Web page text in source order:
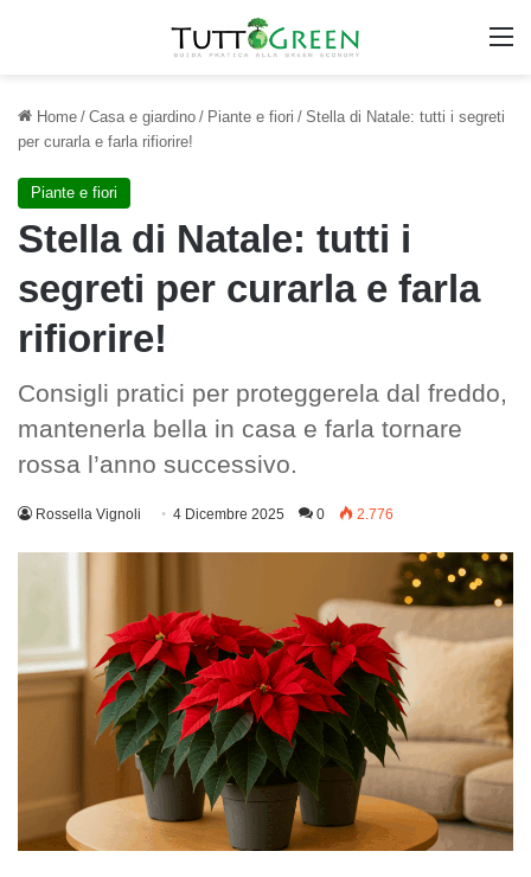
Home / Casa e giardino / Piante e fiori / Stella di Natale: tutti i segreti
per curarla e farla rifiorire!
Piante e fiori
Stella di Natale: tutti i
segreti per curarla e farla
rifiorire!
Consigli pratici per proteggerela dal freddo,
mantenerla bella in casa e farla tornare
rossa l’anno successivo.
Rossella Vignoli 4 Dicembre 2025 0 2.776